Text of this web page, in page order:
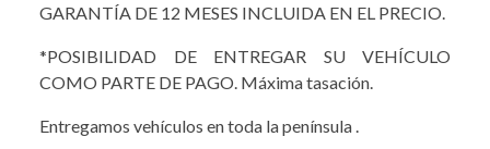
GARANTÍA DE 12 MESES INCLUIDA EN EL PRECIO.
*POSIBILIDAD DE ENTREGAR SU VEHÍCULO
COMO PARTE DE PAGO. Máxima tasación.
Entregamos vehículos en toda la península .